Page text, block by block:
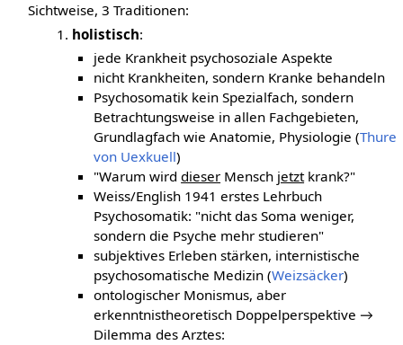
Sichtweise, 3 Traditionen:
holistisch:
jede Krankheit psychosoziale Aspekte
nicht Krankheiten, sondern Kranke behandeln
Psychosomatik kein Spezialfach, sondern
Betrachtungsweise in allen Fachgebieten,
Grundlagfach wie Anatomie, Physiologie (Thure
von Uexkuell)
"Warum wirddieser Mensch jetztkrank?"
Weiss/English 1941 erstes Lehrbuch
Psychosomatik: "nicht das Soma weniger,
sondern die Psyche mehr studieren"
subjektives Erleben stärken, internistische
psychosomatische Medizin (Weizsäcker)
ontologischer Monismus, aber
erkenntnistheoretisch Doppelperspektive →
Dilemma des Arztes: